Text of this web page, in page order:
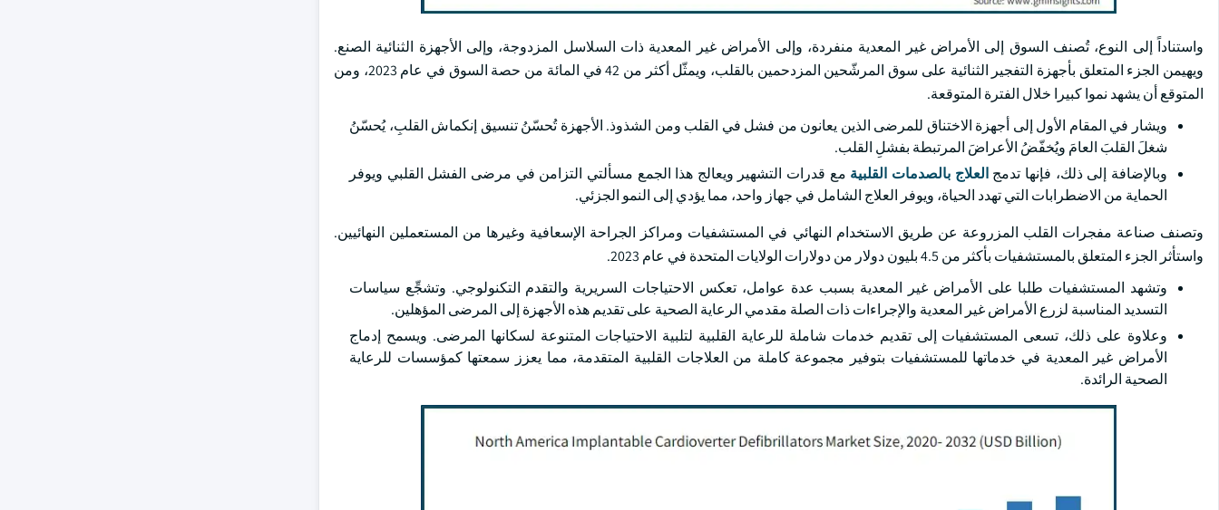
واستناداً إلى النوع، تُصنف السوق إلى الأمراض غير المعدية منفردة، وإلى الأمراض غير المعدية ذات السلاسل المزدوجة، وإلى الأجهزة الثنائية الصنع.
ويهيمن الجزء المتعلق بأجهزة التفجير الثنائية على سوق المرشّحين المزدحمين بالقلب، ويمثّل أكثر من 42 في المائة من حصة السوق في عام 2023، ومن
المتوقع أن يشهد نموا كبيرا خلال الفترة المتوقعة.
ويشار في المقام الأول إلى أجهزة الاختناق للمرضى الذين يعانون من فشل في القلب ومن الشذوذ. الأجهزة تُحسّنُ تنسيق إنكماش القلبِ، يُحسّنُ
شغلَ القلبَ العامَ ويُخفّضُ الأعراضَ المرتبطة بفشلِ القلب.
وبالإضافة إلى ذلك، فإنها تدمجالعلاج بالصدمات القلبية مع قدرات التشهير ويعالج هذا الجمع مسألتي التزامن في مرضى الفشل القلبي ويوفر
الحماية من الاضطرابات التي تهدد الحياة، ويوفر العلاج الشامل في جهاز واحد، مما يؤدي إلى النمو الجزئي.
وتصنف صناعة مفجرات القلب المزروعة عن طريق الاستخدام النهائي في المستشفيات ومراكز الجراحة الإسعافية وغيرها من المستعملين النهائيين.
واستأثر الجزء المتعلق بالمستشفيات بأكثر من 4.5 بليون دولار من دولارات الولايات المتحدة في عام 2023.
وتشهد المستشفيات طلبا على الأمراض غير المعدية بسبب عدة عوامل، تعكس الاحتياجات السريرية والتقدم التكنولوجي. وتشجِّع سياسات
التسديد المناسبة لزرع الأمراض غير المعدية والإجراءات ذات الصلة مقدمي الرعاية الصحية على تقديم هذه الأجهزة إلى المرضى المؤهلين.
وعلاوة على ذلك، تسعى المستشفيات إلى تقديم خدمات شاملة للرعاية القلبية لتلبية الاحتياجات المتنوعة لسكانها المرضى. ويسمح إدماج
الأمراض غير المعدية في خدماتها للمستشفيات بتوفير مجموعة كاملة من العلاجات القلبية المتقدمة، مما يعزز سمعتها كمؤسسات للرعاية
الصحية الرائدة.